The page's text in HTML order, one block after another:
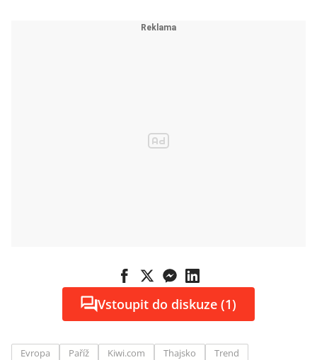
Vstoupit do diskuze (1)
Evropa Paříž Kiwi.com Thajsko
Trend